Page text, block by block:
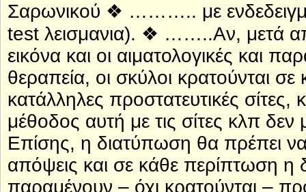
Σαρωνικού ❖ ……….. με
test λεισμανια). ❖ ……..Αν, μετά
εικόνα και οι αιματολογικές και
θεραπεία, οι σκύλοι κρατούνται
κατάλληλες προστατευτικές
μέθοδος αυτή με τις σίτες κλπ δεν
Επίσης, η διατύπωση θα πρέπει να
απόψεις και σε κάθε περίπτωση η
παραμένουν – όχι κρατούνται –